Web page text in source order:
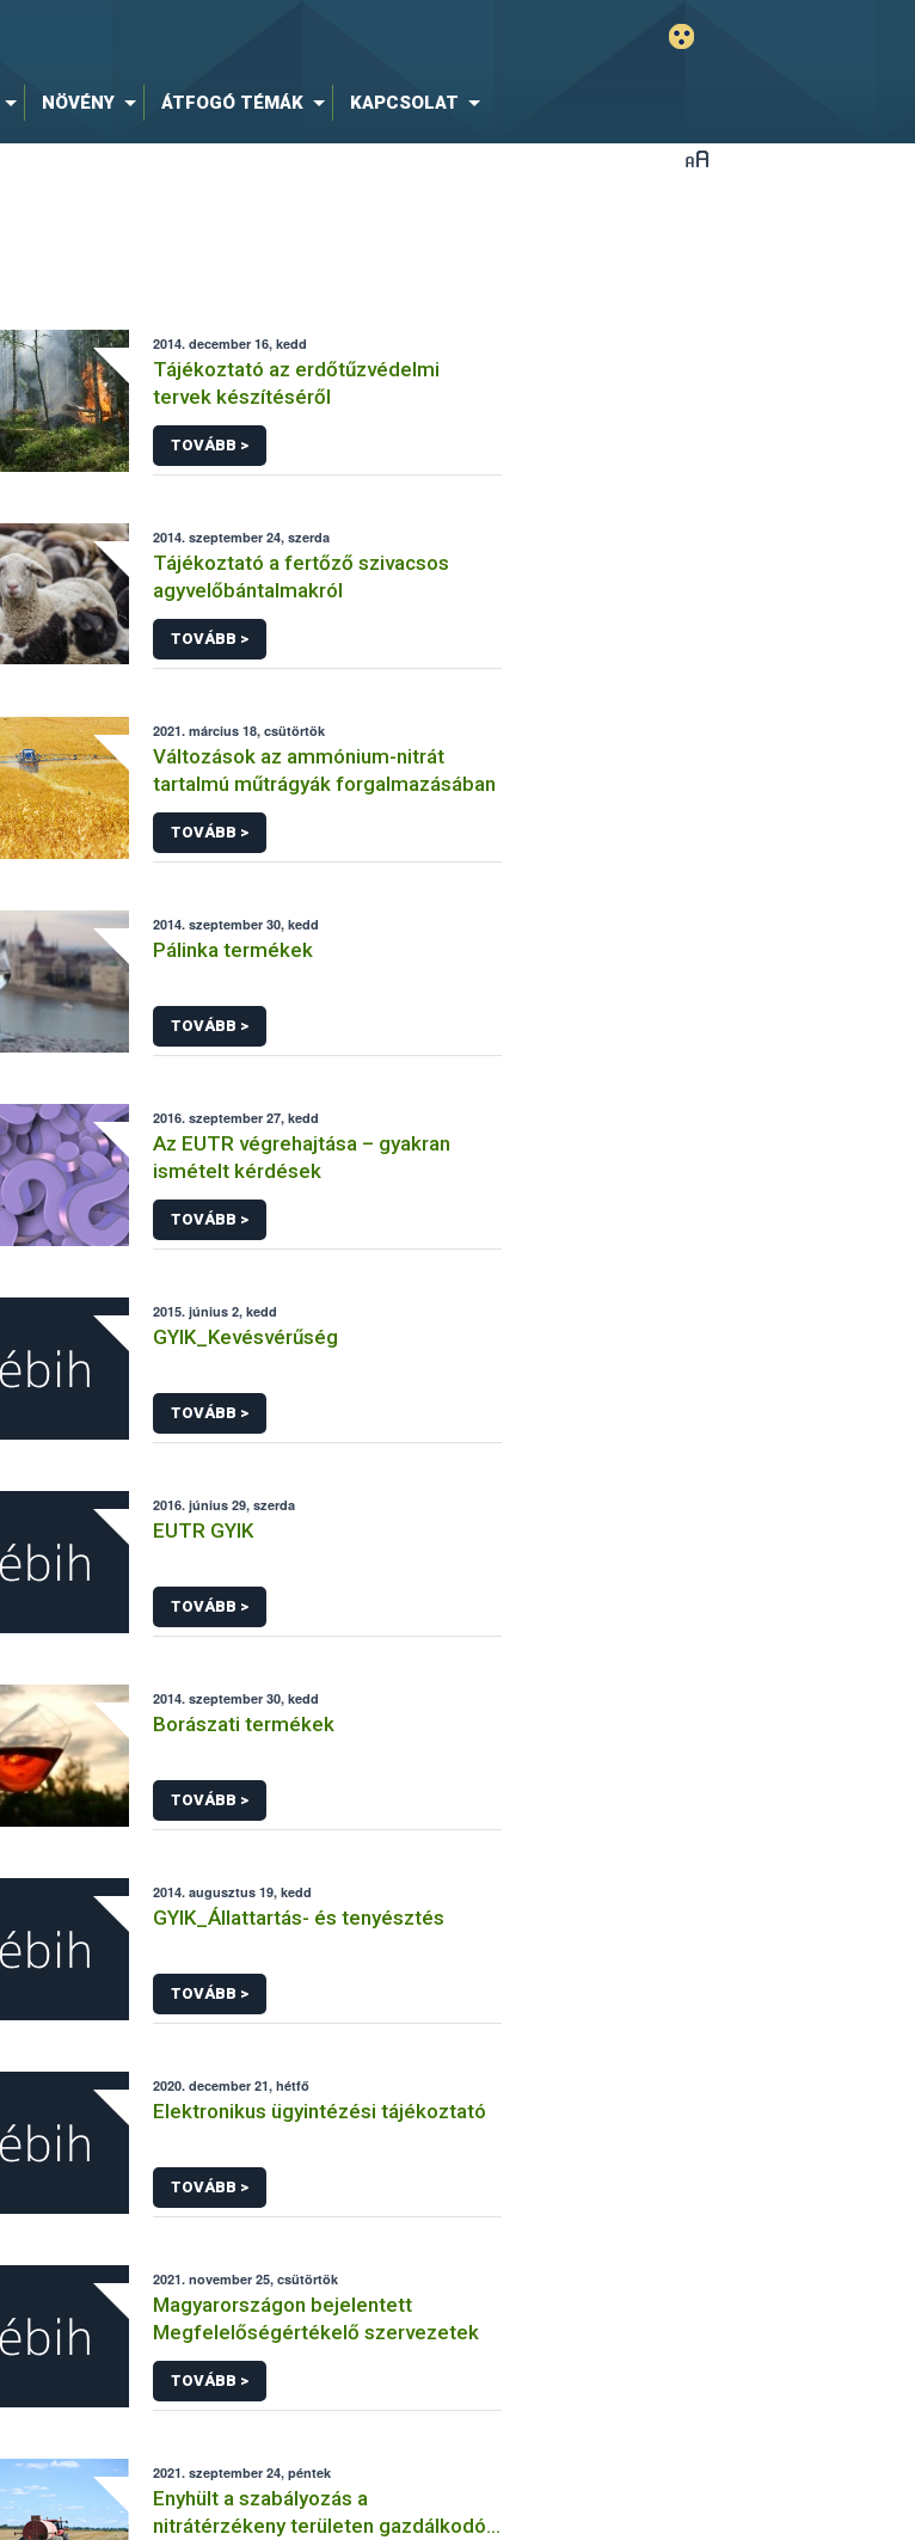
NÖVÉNY ÁTFOGÓ TÉMÁK KAPCSOLAT
2014. december 16, kedd
Tájékoztató az erdőtűzvédelmi
tervek készítéséről
TOVÁBB >
2014. szeptember 24, szerda
Tájékoztató a fertőző szivacsos
agyvelőbántalmakról
TOVÁBB >
2021. március 18, csütörtök
Változások az ammónium-nitrát
tartalmú műtrágyák forgalmazásában
TOVÁBB >
2014. szeptember 30, kedd
Pálinka termékek
TOVÁBB >
2016. szeptember 27, kedd
Az EUTR végrehajtása – gyakran
ismételt kérdések
TOVÁBB >
2015. június 2, kedd
GYIK_Kevésvérűség
TOVÁBB >
2016. június 29, szerda
EUTR GYIK
TOVÁBB >
2014. szeptember 30, kedd
Borászati termékek
TOVÁBB >
2014. augusztus 19, kedd
GYIK_Állattartás- és tenyésztés
TOVÁBB >
2020. december 21, hétfő
Elektronikus ügyintézési tájékoztató
TOVÁBB >
2021. november 25, csütörtök
Magyarországon bejelentett
Megfelelőségértékelő szervezetek
TOVÁBB >
2021. szeptember 24, péntek
Enyhült a szabályozás a
nitrátérzékeny területen gazdálkodók